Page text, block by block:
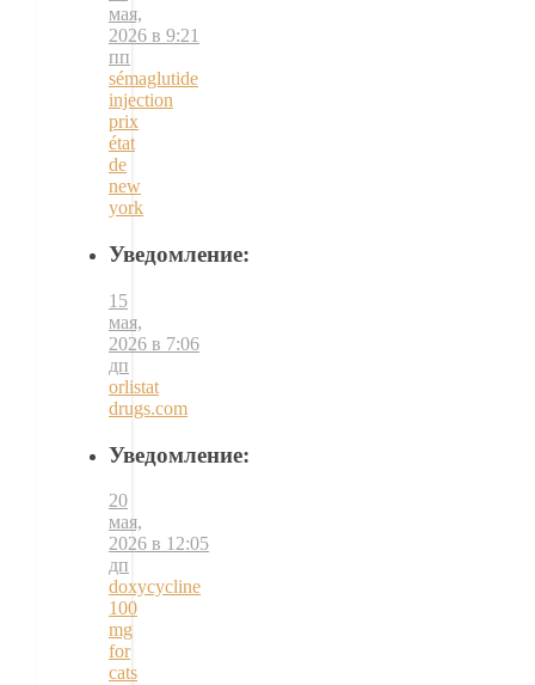
мая,
2026 в 9:21
пп
sémaglutide
injection
prix
état
de
new
york
Уведомление:
15
мая,
2026 в 7:06
дп
orlistat
drugs.com
Уведомление:
20
мая,
2026 в 12:05
дп
doxycycline
100
mg
for
cats